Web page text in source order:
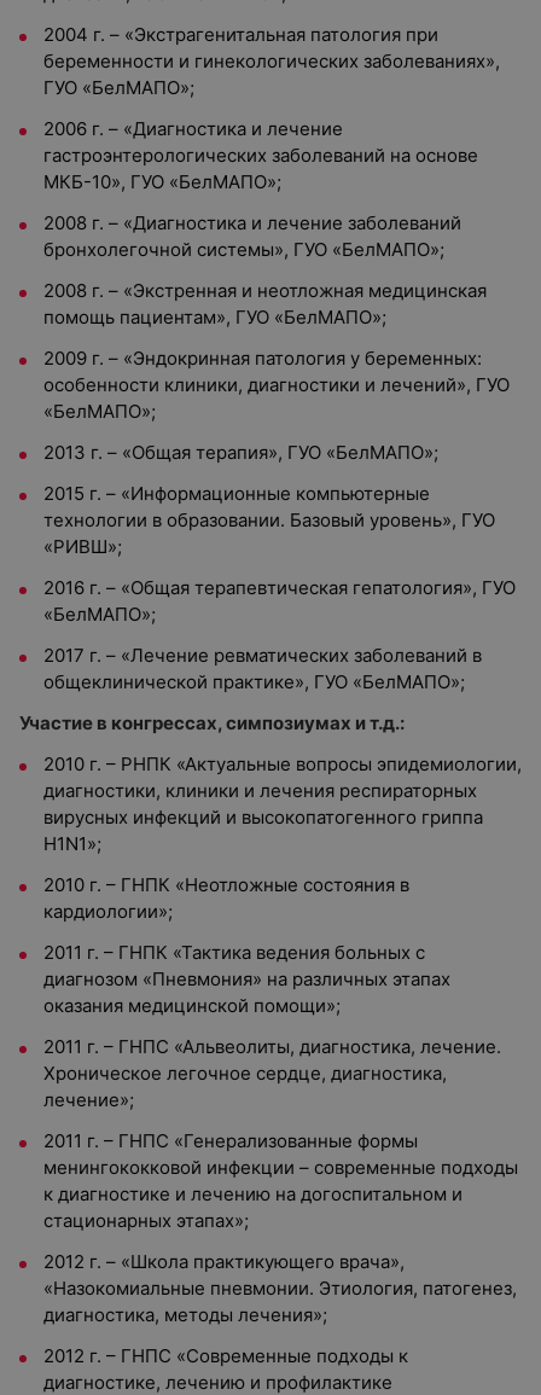
2004 г. – «Экстрагенитальная патология при
беременности и гинекологических заболеваниях»,
ГУО «БелМАПО»;
2006 г. – «Диагностика и лечение
гастроэнтерологических заболеваний на основе
МКБ-10», ГУО «БелМАПО»;
2008 г. – «Диагностика и лечение заболеваний
бронхолегочной системы», ГУО «БелМАПО»;
2008 г. – «Экстренная и неотложная медицинская
помощь пациентам», ГУО «БелМАПО»;
2009 г. – «Эндокринная патология у беременных:
особенности клиники, диагностики и лечений», ГУО
«БелМАПО»;
2013 г. – «Общая терапия», ГУО «БелМАПО»;
2015 г. – «Информационные компьютерные
технологии в образовании. Базовый уровень», ГУО
«РИВШ»;
2016 г. – «Общая терапевтическая гепатология», ГУО
«БелМАПО»;
2017 г. – «Лечение ревматических заболеваний в
общеклинической практике», ГУО «БелМАПО»;
Участие в конгрессах, симпозиумах и т.д.:
2010 г. – РНПК «Актуальные вопросы эпидемиологии,
диагностики, клиники и лечения респираторных
вирусных инфекций и высокопатогенного гриппа
H1N1»;
2010 г. – ГНПК «Неотложные состояния в
кардиологии»;
2011 г. – ГНПК «Тактика ведения больных с
диагнозом «Пневмония» на различных этапах
оказания медицинской помощи»;
2011 г. – ГНПС «Альвеолиты, диагностика, лечение.
Хроническое легочное сердце, диагностика,
лечение»;
2011 г. – ГНПС «Генерализованные формы
менингококковой инфекции – современные подходы
к диагностике и лечению на догоспитальном и
стационарных этапах»;
2012 г. – «Школа практикующего врача»,
«Назокомиальные пневмонии. Этиология, патогенез,
диагностика, методы лечения»;
2012 г. – ГНПС «Современные подходы к
диагностике, лечению и профилактике